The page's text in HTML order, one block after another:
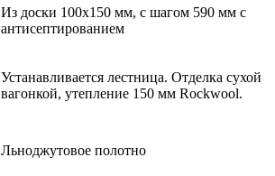
Из доски 100х150 мм, с шагом 590 мм с
антисептированием
Устанавливается лестница. Отделка сухой
вагонкой, утепление 150 мм Rockwool.
Льноджутовое полотно